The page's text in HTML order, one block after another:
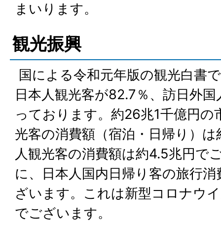
まいります。
観光振興
国による令和元年版の観光白書
日本人観光客が82.7％、訪日外
っております。約26兆1千億円の
光客の消費額（宿泊・日帰り）
人観光客の消費額は約4.5兆円で
に、日本人国内日帰り客の旅行
ざいます。これは新型コロナウ
でございます。